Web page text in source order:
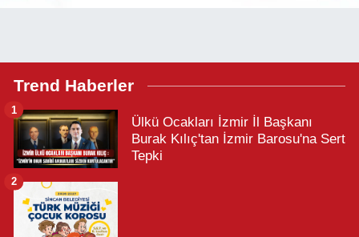
Trend Haberler
Ülkü Ocakları İzmir İl Başkanı
Burak Kılıç'tan İzmir Barosu'na Sert
Tepki
1
2